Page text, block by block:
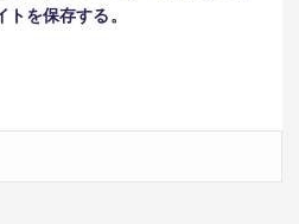
を保存する。